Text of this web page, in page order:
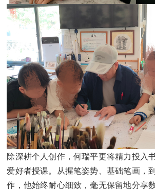
除深耕个人创作，何瑞平更将精力投入
爱好者授课。从握笔姿势、基础笔画，
作，他始终耐心细致，毫无保留地分享